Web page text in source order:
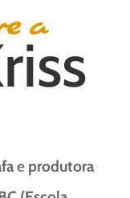
a
e produtora